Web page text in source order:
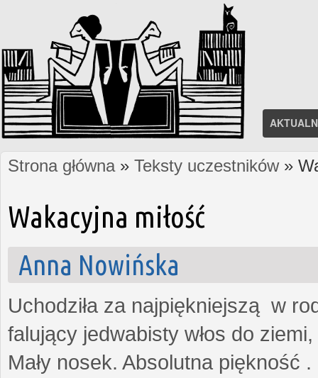
Jesteś tutaj
Strona główna» Teksty uczestników»
Wakacyjna miłość
Anna Nowińska
Uchodziła za najpiękniejszą w
falujący jedwabisty włos do
Mały nosek. Absolutna piękność